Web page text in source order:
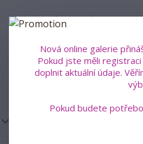
Obrazy na míru Kdo je Jana
Nová online galerie
Pokud jste měli
doplnit aktuální údaje.
Pokud budete